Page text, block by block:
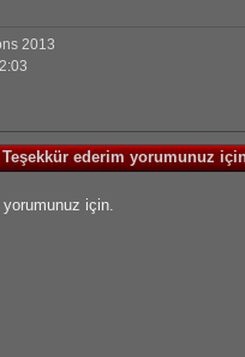
2013
Teşekkür ederim yorumunuz
için.